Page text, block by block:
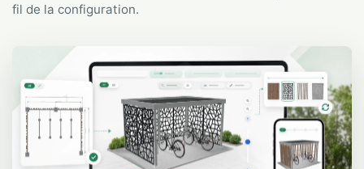
fil de la configuration.